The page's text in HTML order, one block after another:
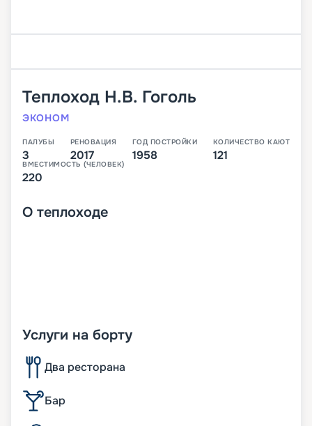
Теплоход Н.В. Гоголь
ЭКОНОМ
ПАЛУБЫ
3
РЕНОВАЦИЯ
2017
ГОД ПОСТРОЙКИ
1958
КОЛИЧЕСТВО КАЮТ
121
ВМЕСТИМОСТЬ (ЧЕЛОВЕК)
220
О теплоходе
Услуги на борту
Два ресторана
Бар